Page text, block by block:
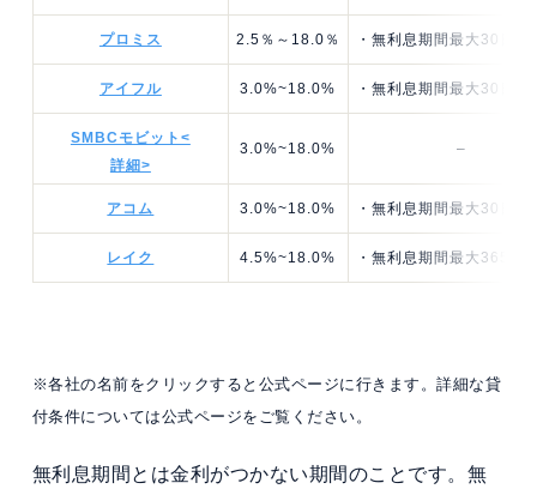
プロミス 2.5％～18.0％ ・無利息期間最大30日
アイフル 3.0%~18.0% ・無利息期間最大30日
SMBCモビット<
詳細>
3.0%~18.0% –
アコム 3.0%~18.0% ・無利息期間最大30日
レイク 4.5%~18.0% ・無利息期間最大365日
※各社の名前をクリックすると公式ページに行きます。詳細な貸
付条件については公式ページをご覧ください。
無利息期間とは金利がつかない期間のことです。無